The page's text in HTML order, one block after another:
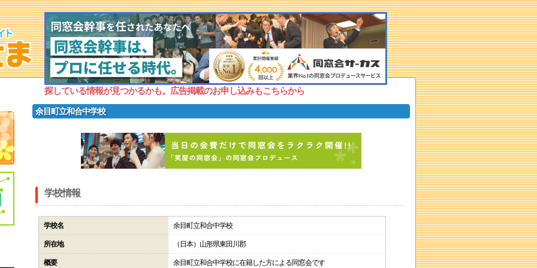
探している情報が見つかるかも。広告掲載のお申し込みもこちらから
余目町立和合中学校
学校情報
学校名 余目町立和合中学校
所在地 （日本）山形県東田川郡
概要 余目町立和合中学校に在籍した方による同窓会です